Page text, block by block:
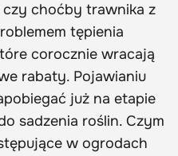
czy choćby trawnika z
tępienia
corocznie wracają
rabaty. Pojawianiu
już na etapie
sadzenia roślin. Czym
w ogrodach